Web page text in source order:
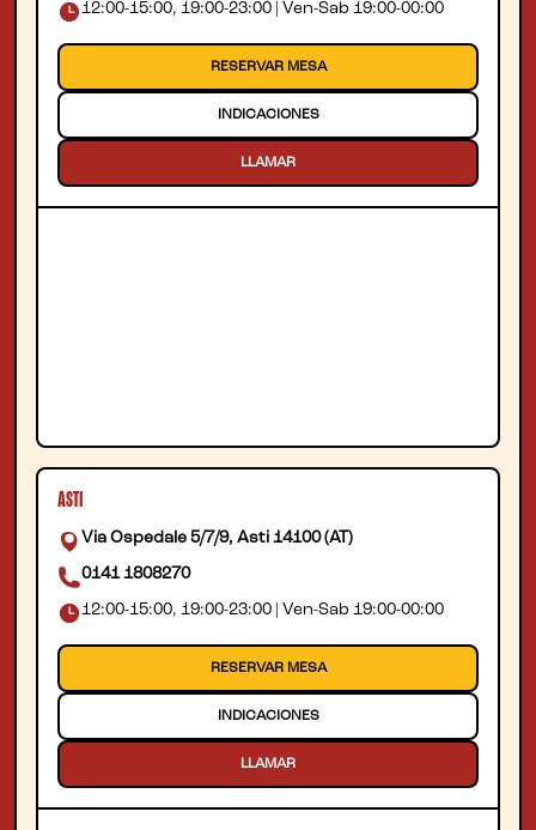
12:00-15:00, 19:00-23:00 | Ven-Sab 19:00-00:00
RESERVAR MESA
INDICACIONES
LLAMAR
ASTI
Via Ospedale 5/7/9, Asti 14100 (AT)
0141 1808270
12:00-15:00, 19:00-23:00 | Ven-Sab 19:00-00:00
RESERVAR MESA
INDICACIONES
LLAMAR